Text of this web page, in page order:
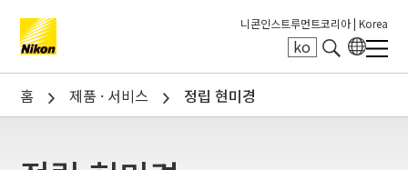
니콘인스트루먼트코리아 | Korea
ko
Search keyword(s)
홈 제품 · 서비스 정립 현미경